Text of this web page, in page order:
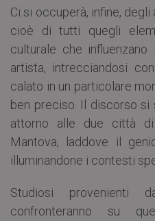
Ci si occuperà, infine,
cioè di tutti quegli
culturale che
artista, intrecciandosi
calato in un particolare
ben preciso. Il discorso si
attorno alle due città di
Mantova, laddove il
illuminandone i contesti
Studiosi
confronteranno su